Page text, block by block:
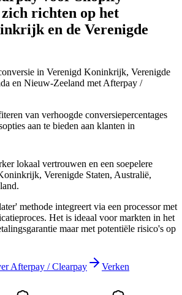
richten op het
en de Verenigde
in Verenigd Koninkrijk, Verenigde
en Nieuw-Zeeland met Afterpay /
van verhoogde conversiepercentages
aan te bieden aan klanten in
lokaal vertrouwen en een soepelere
Verenigde Staten, Australië,
methode integreert via een processor met
Het is ideaal voor markten in het
maar met potentiële risico's op
Afterpay / Clearpay
Verken